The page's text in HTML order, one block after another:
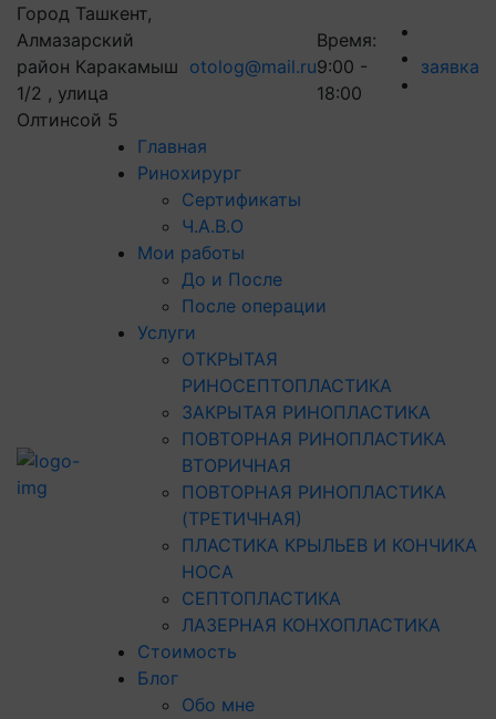
Город Ташкент,
Алмазарский
район Каракамыш
1/2 , улица
Олтинсой 5
otolog@mail.ru
Время:
9:00 -
18:00
заявка
Главная
Ринохирург
Сертификаты
Ч.А.В.О
Мои работы
До и После
После операции
Услуги
ОТКРЫТАЯ
РИНОСЕПТОПЛАСТИКА
ЗАКРЫТАЯ РИНОПЛАСТИКА
ПОВТОРНАЯ РИНОПЛАСТИКА
ВТОРИЧНАЯ
ПОВТОРНАЯ РИНОПЛАСТИКА
(ТРЕТИЧНАЯ)
ПЛАСТИКА КРЫЛЬЕВ И КОНЧИКА
НОСА
СЕПТОПЛАСТИКА
ЛАЗЕРНАЯ КОНХОПЛАСТИКА
Стоимость
Блог
Обо мне